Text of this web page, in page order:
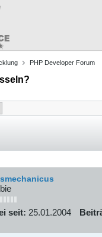
PHP Developer Forum
seit: 25.01.2004